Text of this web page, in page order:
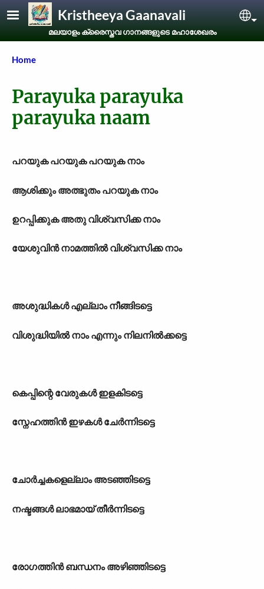
Skip to main contentKristheeya Gaanavali
മലയാളം ക്രൈസ്തവ ഗാനങ്ങളുടെ മഹാശേഖരം
Breadcrumb
Home
Parayuka parayuka
parayuka naam
പറയുക പറയുക പറയുക നാം
ആശിക്കും അത്ഭുതം പറയുക നാം
ഉറപ്പിക്കുക അതു വിശ്വസിക്ക നാം
യേശുവിന്‍ നാമത്തില്‍ വിശ്വസിക്ക നാം
അശുദ്ധികള്‍ എല്ലാം നീങ്ങിടട്ടെ
വിശുദ്ധിയില്‍ നാം എന്നും നിലനില്‍ക്കട്ടെ
കെപ്പിന്റെ വേരുകള്‍ ഇളകിടട്ടെ
സ്നേഹത്തിന്‍ ഇഴകള്‍ ചേര്‍ന്നിടട്ടെ
ചോര്‍ച്ചകളെല്ലാം അടഞ്ഞിടട്ടെ
നഷ്ടങ്ങള്‍ ലാഭമായ് തീര്‍ന്നിടട്ടെ
രോഗത്തിന്‍ ബന്ധനം അഴിഞ്ഞിടട്ടെ